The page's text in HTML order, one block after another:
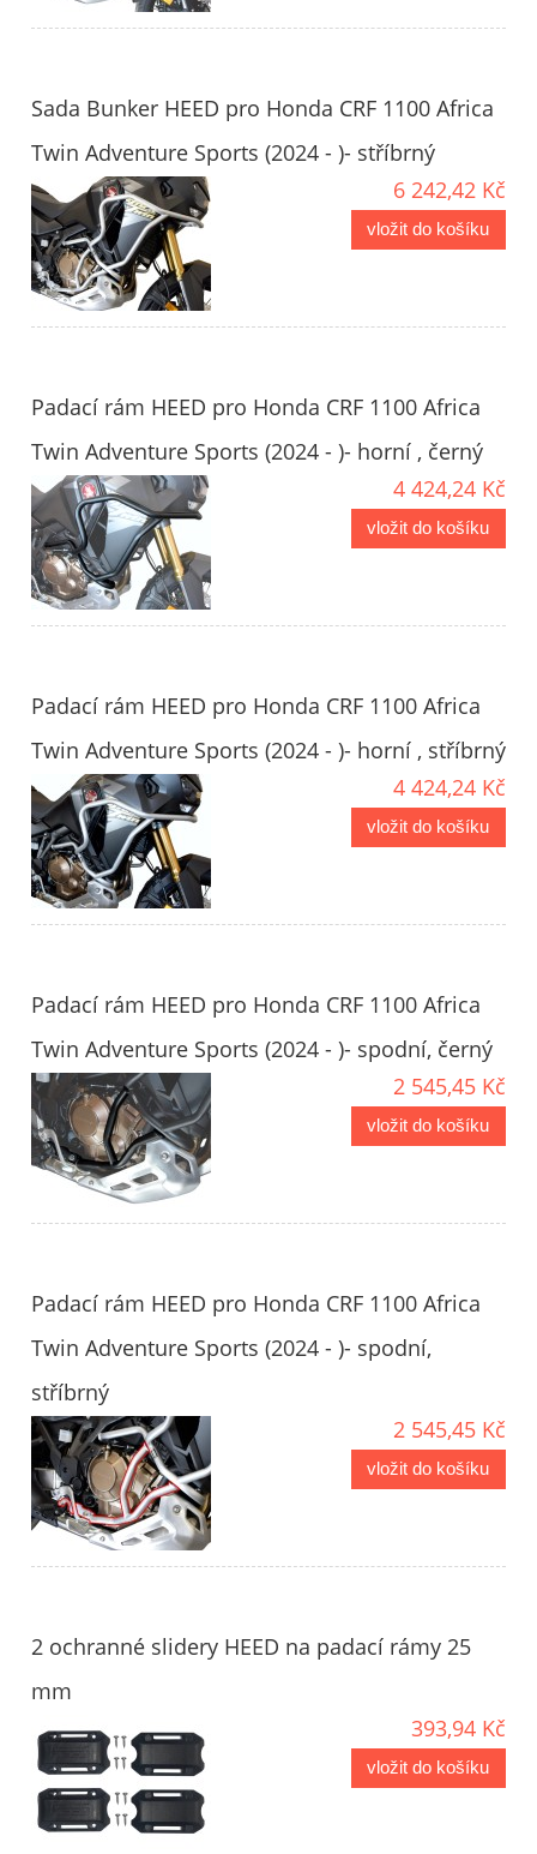
Sada Bunker HEED pro Honda CRF 1100 Africa
Twin Adventure Sports (2024 - )- stříbrný
6 242,42 Kč
vložit do košíku
Padací rám HEED pro Honda CRF 1100 Africa
Twin Adventure Sports (2024 - )- horní , černý
4 424,24 Kč
vložit do košíku
Padací rám HEED pro Honda CRF 1100 Africa
Twin Adventure Sports (2024 - )- horní , stříbrný
4 424,24 Kč
vložit do košíku
Padací rám HEED pro Honda CRF 1100 Africa
Twin Adventure Sports (2024 - )- spodní, černý
2 545,45 Kč
vložit do košíku
Padací rám HEED pro Honda CRF 1100 Africa
Twin Adventure Sports (2024 - )- spodní,
stříbrný
2 545,45 Kč
vložit do košíku
2 ochranné slidery HEED na padací rámy 25
mm
393,94 Kč
vložit do košíku